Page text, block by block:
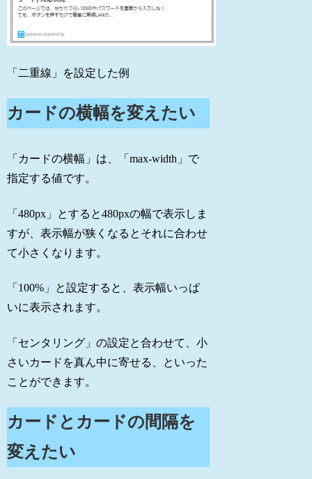
「二重線」を設定した例
カードの横幅を変えたい
「カードの横幅」は、「max-width」で
指定する値です。
「480px」とすると480pxの幅で表示しま
すが、表示幅が狭くなるとそれに合わせ
て小さくなります。
「100%」と設定すると、表示幅いっぱ
いに表示されます。
「センタリング」の設定と合わせて、小
さいカードを真ん中に寄せる、といった
ことができます。
カードとカードの間隔を
変えたい